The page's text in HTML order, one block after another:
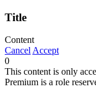
Title
Content
CancelAccept
0
This content is only
Premium is a role